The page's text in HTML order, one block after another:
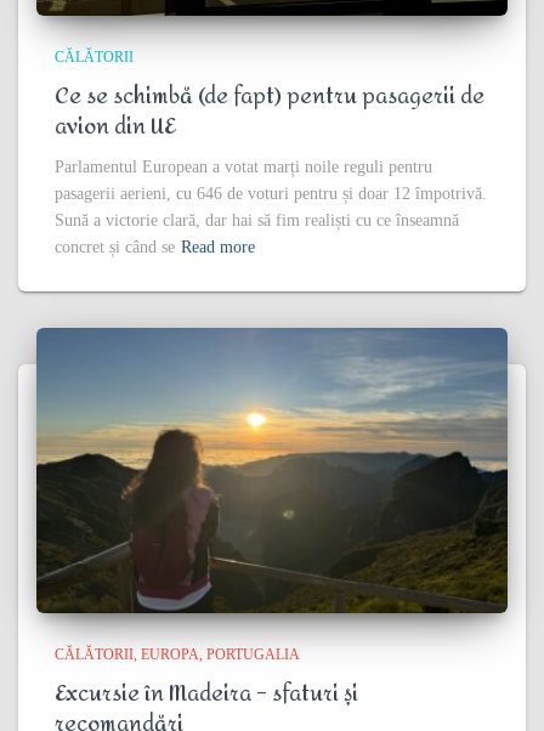
CĂLĂTORII
Ce se schimbă (de fapt) pentru pasagerii de
avion din UE
Parlamentul European a votat marți noile reguli pentru
pasagerii aerieni, cu 646 de voturi pentru și doar 12 împotrivă.
Sună a victorie clară, dar hai să fim realiști cu ce înseamnă
concret și când se Read more
CĂLĂTORII EUROPA PORTUGALIA
Excursie în Madeira – sfaturi și